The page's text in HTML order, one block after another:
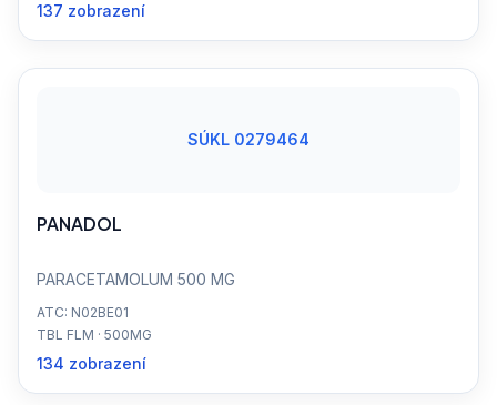
137 zobrazení
SÚKL 0279464
PANADOL
PARACETAMOLUM 500 MG
ATC: N02BE01
TBL FLM · 500MG
134 zobrazení